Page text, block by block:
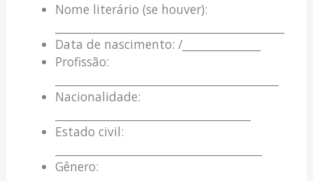
Nome literário (se houver):
Data de nascimento: /______________
Profissão:
Nacionalidade:
Estado civil:
Gênero: